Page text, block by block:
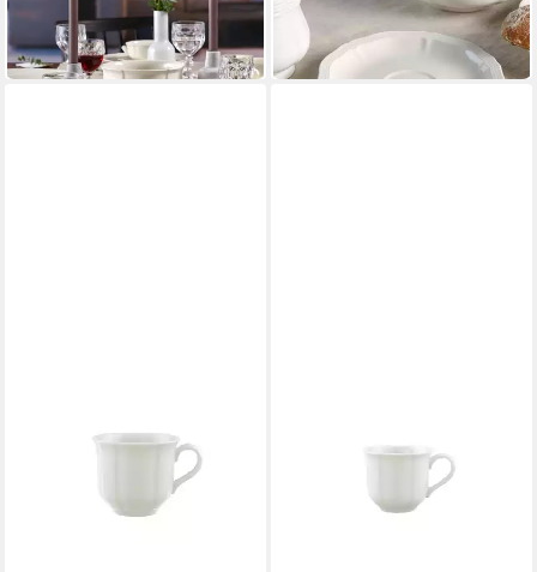
ab 30,90 €
in 4-5 Werktagen bei dir
Kaffee-/Teeuntertasse 15cm
ab 13,00 €
in 4-5 Werktagen bei dir